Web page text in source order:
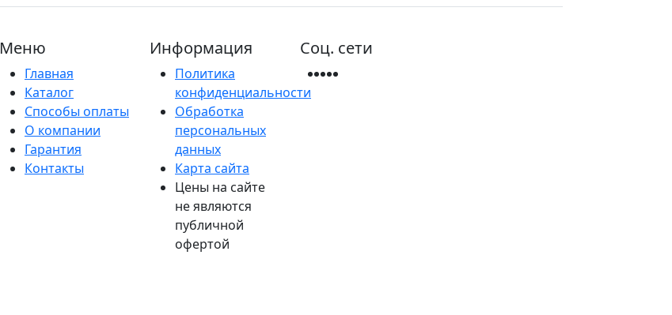
Меню
Главная
Каталог
Способы оплаты
О компании
Гарантия
Контакты
Информация
Политика
конфиденциальности
Обработка
персональных
данных
Карта сайта
Цены на сайте
не являются
публичной
офертой
Соц. сети